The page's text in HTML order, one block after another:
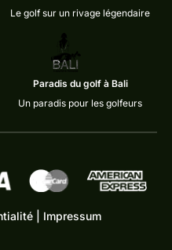
Le golf sur un rivage légendaire
Paradis du golf à Bali
Un paradis pour les golfeurs
| Impressum